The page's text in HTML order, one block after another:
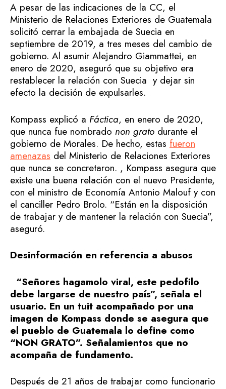
A pesar de las indicaciones de la CC, el
Ministerio de Relaciones Exteriores de Guatemala
solicitó cerrar la embajada de Suecia en
septiembre de 2019, a tres meses del cambio de
gobierno. Al asumir Alejandro Giammattei, en
enero de 2020, aseguró que su objetivo era
restablecer la relación con Suecia y dejar sin
efecto la decisión de expulsarles.
Kompass explicó a Fáctica, en enero de 2020,
que nunca fue nombrado non grato durante el
gobierno de Morales. De hecho, estas fueron
amenazas del Ministerio de Relaciones Exteriores
que nunca se concretaron. , Kompass asegura que
existe una buena relación con el nuevo Presidente,
con el ministro de Economía Antonio Malouf y con
el canciller Pedro Brolo. “Están en la disposición
de trabajar y de mantener la relación con Suecia”,
aseguró.
Desinformación en referencia a abusos
“Señores hagamolo viral, este pedofilo
debe largarse de nuestro país”, señala el
usuario. En un tuit acompañado por una
imagen de Kompass donde se asegura que
el pueblo de Guatemala lo define como
“NON GRATO”. Señalamientos que no
acompaña de fundamento.
Después de 21 años de trabajar como funcionario